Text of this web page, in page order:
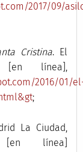
2017/09/
Cristina. El
línea],
2016/01/
;
La Ciudad,
línea]